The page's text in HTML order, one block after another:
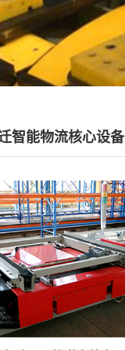
智能物流核心设备